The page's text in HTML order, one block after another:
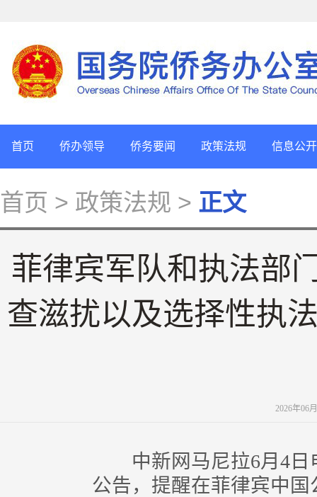
首页 侨办领导 侨务要闻 政策法规 信息公开
首页 > 政策法规 > 正文
菲律宾军队和执法部
查滋扰以及选择性执
2026年06
中新网马尼拉6月4日
公告，提醒在菲律宾中